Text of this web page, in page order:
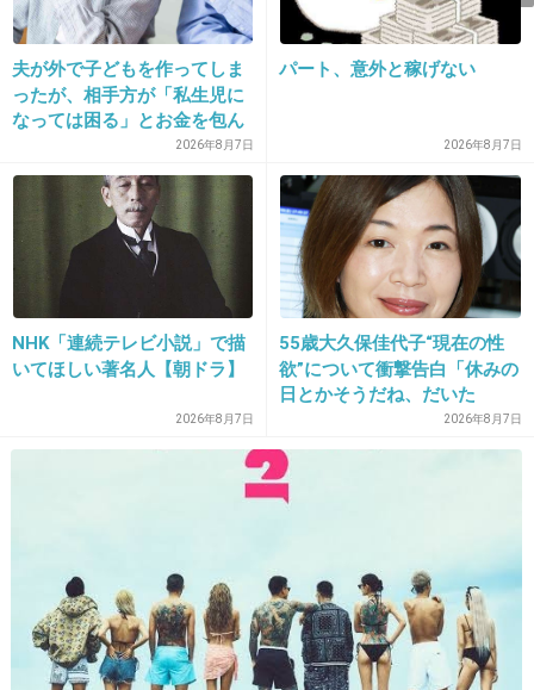
-0
14. 匿名2013/09/03(火) 15:49:18
出典：lh3.ggpht.com
+36 -2
ごめんなさい非難受けそうだけど正直に書きます。
夫が外で子どもを作ってしま
ったが、相手方が「私生児に
なっては困る」とお金を包ん
で頭を下げに来ても応じず、
晩年まで離婚に応じなかった
親戚の話→「一生復讐にな
る」「これ本人幸せなの？」
2026年8月7日
パート、意外と稼げない
2026年8月7日
NHK「連続テレビ小説」で描
いてほしい著名人【朝ドラ】
2026年8月7日
55歳大久保佳代子“現在の性
欲”について衝撃告白「休みの
日とかそうだね、だいた
2026年8月7日